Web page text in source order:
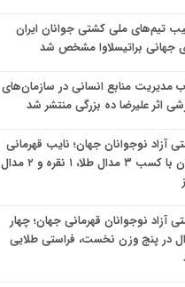
تیم‌های ملی کشتی جوانان ایران
جهانی براتیسلاوا مشخص شد
مدیریت منابع انسانی در سازمان‌های
اثر علیرضا ده بزرگی منتشر شد
آزاد نوجوانان جهان؛ نایب قهرمانی
ایران با کسب ۳ مدال طلا، ۱ نقره و ۲ مدال
آزاد نوجوانان قهرمانی جهان؛ چهار
در پنج وزن نخست، فراستی طلایی